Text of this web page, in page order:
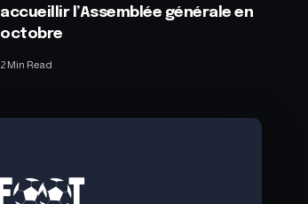
accueillir l’Assemblée générale en
octobre
2 Min Read